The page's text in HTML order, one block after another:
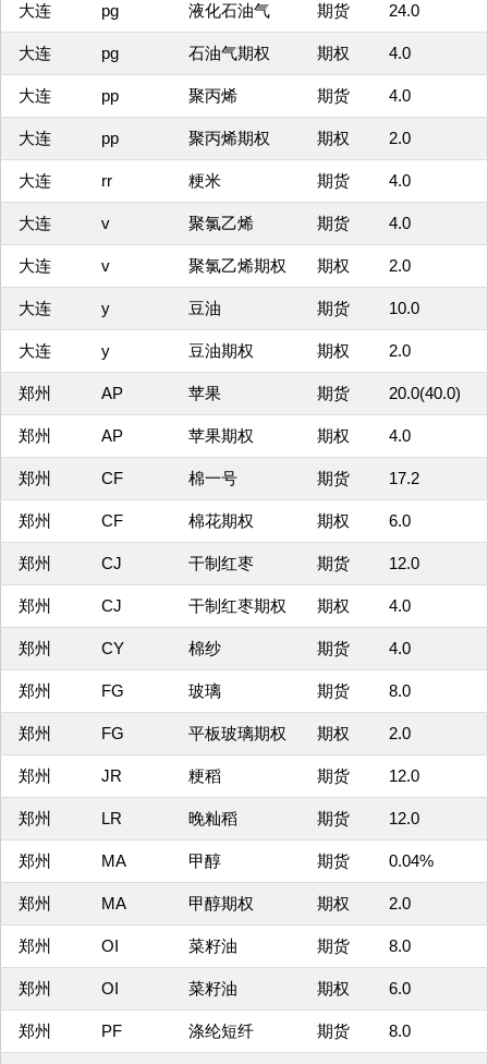
大连 pg 液化石油气 期货 24.0
大连 pg 石油气期权 期权 4.0
大连 pp 聚丙烯 期货 4.0
大连 pp 聚丙烯期权 期权 2.0
大连 rr 粳米 期货 4.0
大连 v 聚氯乙烯 期货 4.0
大连 v 聚氯乙烯期权 期权 2.0
大连 y 豆油 期货 10.0
大连 y 豆油期权 期权 2.0
郑州 AP 苹果 期货 20.0(40.0)
郑州 AP 苹果期权 期权 4.0
郑州 CF 棉一号 期货 17.2
郑州 CF 棉花期权 期权 6.0
郑州 CJ 干制红枣 期货 12.0
郑州 CJ 干制红枣期权 期权 4.0
郑州 CY 棉纱 期货 4.0
郑州 FG 玻璃 期货 8.0
郑州 FG 平板玻璃期权 期权 2.0
郑州 JR 粳稻 期货 12.0
郑州 LR 晚籼稻 期货 12.0
郑州 MA 甲醇 期货 0.04%
郑州 MA 甲醇期权 期权 2.0
郑州 OI 菜籽油 期货 8.0
郑州 OI 菜籽油 期权 6.0
郑州 PF 涤纶短纤 期货 8.0